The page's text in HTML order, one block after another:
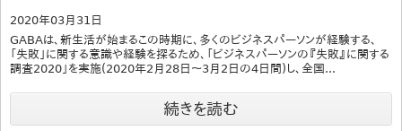
2020年03月31日
GABAは、新生活が始まるこの時期に、多くのビジネスパーソンが経験する、
「失敗」に関する意識や経験を探るため、「ビジネスパーソンの『失敗』に関する
調査2020」を実施(2020年2月28日～3月2日の4日間)し、全国...
続きを読む